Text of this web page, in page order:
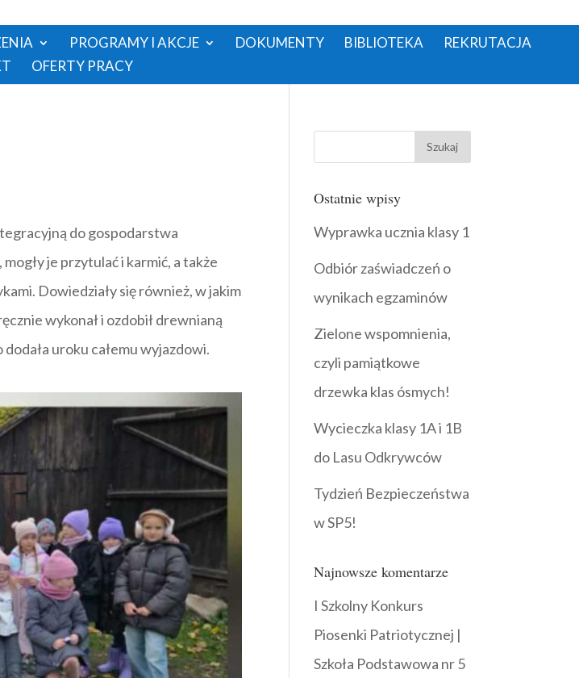
PROGRAMY I AKCJE DOKUMENTY BIBLIOTEKA
REKRUTACJA
OFERTY PRACY
do gospodarstwa
je przytulać i karmić, a także
Dowiedziały się również, w jakim
wykonał i ozdobił drewnianą
uroku całemu wyjazdowi.
Ostatnie wpisy
Wyprawka ucznia klasy 1
Odbiór zaświadczeń o
wynikach egzaminów
Zielone wspomnienia,
czyli pamiątkowe
drzewka klas ósmych!
Wycieczka klasy 1A i 1B
do Lasu Odkrywców
Tydzień Bezpieczeństwa
w SP5!
Najnowsze komentarze
I Szkolny Konkurs
Piosenki Patriotycznej |
Szkoła Podstawowa nr 5